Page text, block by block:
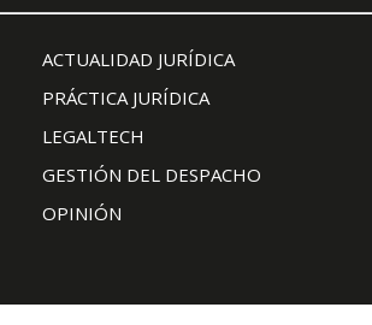
ACTUALIDAD JURÍDICA
PRÁCTICA JURÍDICA
LEGALTECH
GESTIÓN DEL DESPACHO
OPINIÓN